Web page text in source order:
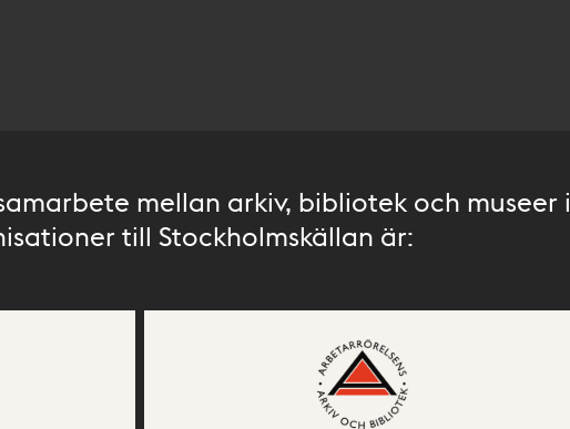
mellan arkiv, bibliotek och museer i
till Stockholmskällan är: